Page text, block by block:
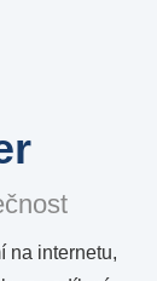
na internetu,